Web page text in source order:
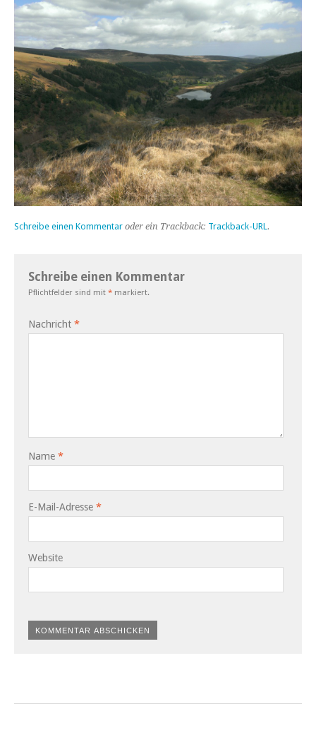
Schreibe einen Kommentar oder ein Trackback: Trackback-URL.
Schreibe einen Kommentar
Pflichtfelder sind mit * markiert.
Nachricht *
Name *
E-Mail-Adresse *
Website